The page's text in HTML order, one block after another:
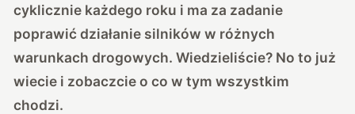
cyklicznie każdego roku i ma za zadanie
poprawić działanie silników w różnych
warunkach drogowych. Wiedzieliście? No to już
wiecie i zobaczcie o co w tym wszystkim
chodzi.